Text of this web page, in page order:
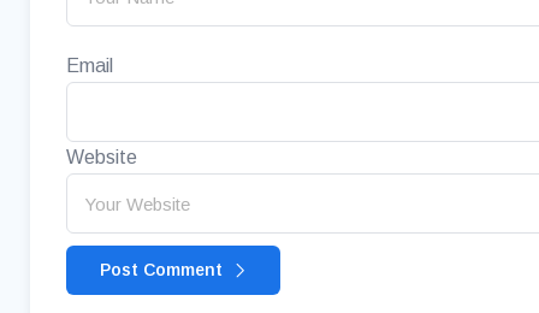
Email
Website
Post Comment